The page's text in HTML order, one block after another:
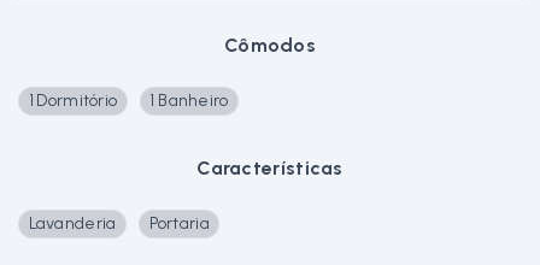
Cômodos
1 Dormitório 1 Banheiro
Características
Lavanderia Portaria